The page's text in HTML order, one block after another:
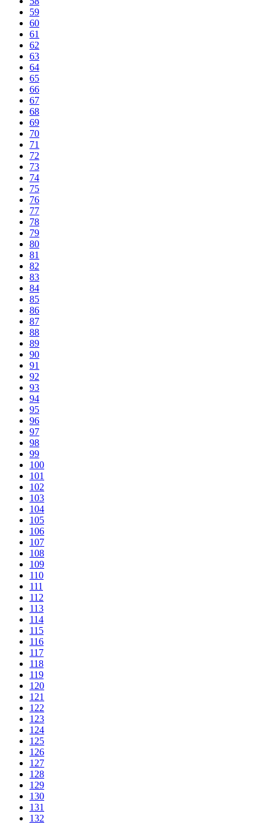
59
60
61
62
63
64
65
66
67
68
69
70
71
72
73
74
75
76
77
78
79
80
81
82
83
84
85
86
87
88
89
90
91
92
93
94
95
96
97
98
99
100
101
102
103
104
105
106
107
108
109
110
111
112
113
114
115
116
117
118
119
120
121
122
123
124
125
126
127
128
129
130
131
132